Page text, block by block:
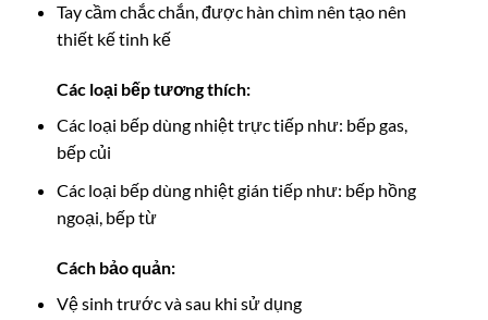
Tay cầm chắc chắn, được hàn chìm nên tạo nên
thiết kế tinh kế
Các loại bếp tương thích:
Các loại bếp dùng nhiệt trực tiếp như: bếp gas,
bếp củi
Các loại bếp dùng nhiệt gián tiếp như: bếp hồng
ngoại, bếp từ
Cách bảo quản:
Vệ sinh trước và sau khi sử dụng